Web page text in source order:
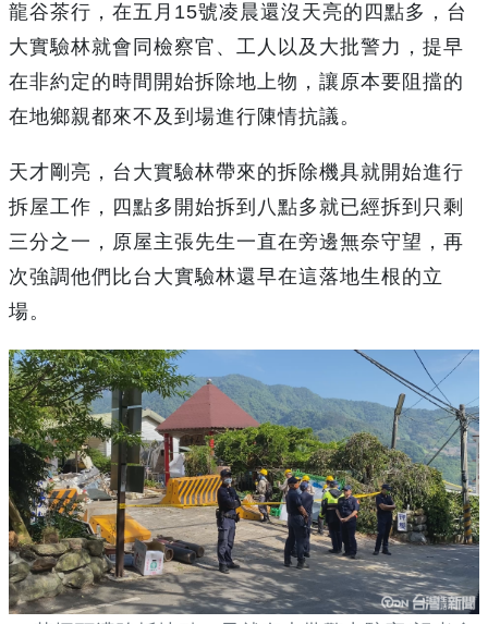
龍谷茶行，在五月15號凌晨還沒天亮的四點多，台
大實驗林就會同檢察官、工人以及大批警力，提早
在非約定的時間開始拆除地上物，讓原本要阻擋的
在地鄉親都來不及到場進行陳情抗議。
天才剛亮，台大實驗林帶來的拆除機具就開始進行
拆屋工作，四點多開始拆到八點多就已經拆到只剩
三分之一，原屋主張先生一直在旁邊無奈守望，再
次強調他們比台大實驗林還早在這落地生根的立
場。